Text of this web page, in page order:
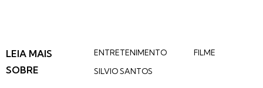
LEIA MAIS
SOBRE
ENTRETENIMENTO
FILME
SILVIO SANTOS